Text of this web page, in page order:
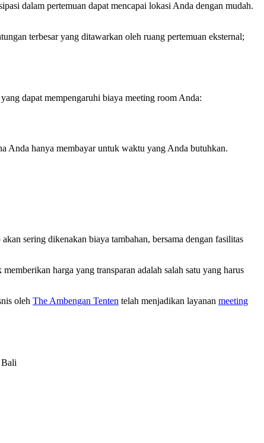
dalam pertemuan dapat mencapai lokasi Anda dengan mudah.
terbesar yang ditawarkan oleh ruang pertemuan eksternal;
dapat mempengaruhi biaya meeting room Anda:
Anda hanya membayar untuk waktu yang Anda butuhkan.
sering dikenakan biaya tambahan, bersama dengan fasilitas
harga yang transparan adalah salah satu yang harus
oleh The Ambengan Tenten telah menjadikan layanan meeting